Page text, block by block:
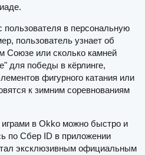
пользователя в персональную
пользователь узнает об
Союзе или сколько камней
для победы в кёрлинге,
фигурного катания или
к зимним соревнованиям
в Оkko можно быстро и
по Сбер ID в приложении
эксклюзивным официальным